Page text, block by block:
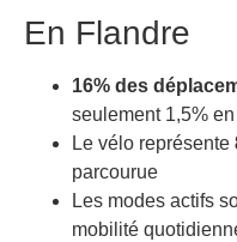
En Flandre
16% des
seulement 1,5%
Le vélo représente
parcourue
Les modes actifs
mobilité